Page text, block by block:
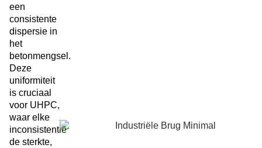
een
consistente
dispersie in
het
betonmengsel.
Deze
uniformiteit
is cruciaal
voor UHPC,
waar elke
inconsistentie
de sterkte,